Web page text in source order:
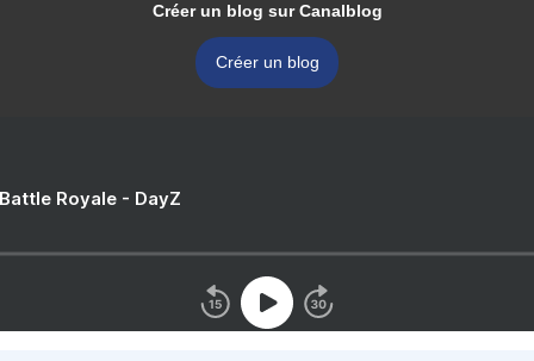
Créer un blog sur Canalblog
Créer un blog
Royale - DayZ